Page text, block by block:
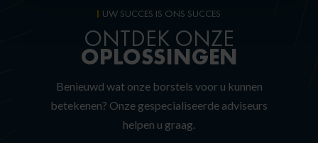
UW SUCCES IS ONS SUCCES
ONTDEK ONZE
OPLOSSINGEN
Benieuwd wat onze borstels voor u kunnen
betekenen? Onze gespecialiseerde adviseurs
helpen u graag.